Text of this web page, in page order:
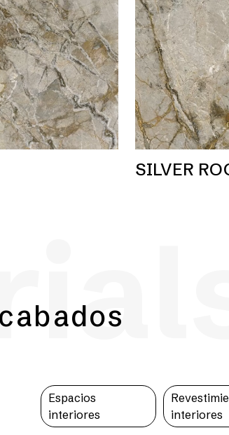
SILVER
Espacios
interiores
interiores